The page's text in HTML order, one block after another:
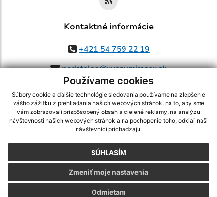
Používame cookies
Súbory cookie a ďalšie technológie sledovania používame na zlepšenie
vášho zážitku z prehliadania našich webových stránok, na to, aby sme
vám zobrazovali prispôsobený obsah a cielené reklamy, na analýzu
návštevnosti našich webových stránok a na pochopenie toho, odkiaľ naši
návštevníci prichádzajú.
SÚHLASÍM
Odmietam
Zmeniť moje nastavenia
Kontaktné informácie
+421 54 759 22 19
podatelna@vysnymirosov.sk
využite možnosť získavania aktuálnych informácií s využitím RSS
CMS systém (redakčný) systém ECHELON 2,Mapa stránok,web portál
webex.digital, s.r.o.,domény,registrácia domény
Posledná aktualizácia:07.08.2026
Vytlačiť stránku|Vyhlásenie o prístupnosti